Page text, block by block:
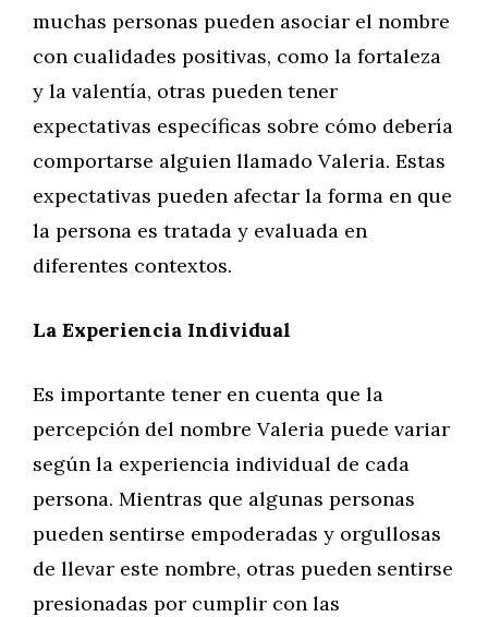
muchas personas pueden asociar el nombre
con cualidades positivas, como la fortaleza
y la valentía, otras pueden tener
expectativas específicas sobre cómo debería
comportarse alguien llamado Valeria. Estas
expectativas pueden afectar la forma en que
la persona es tratada y evaluada en
diferentes contextos.
La Experiencia Individual
Es importante tener en cuenta que la
percepción del nombre Valeria puede variar
según la experiencia individual de cada
persona. Mientras que algunas personas
pueden sentirse empoderadas y orgullosas
de llevar este nombre, otras pueden sentirse
presionadas por cumplir con las